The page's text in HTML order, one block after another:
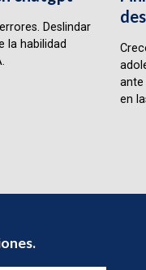
Deslindar
la habilidad
en